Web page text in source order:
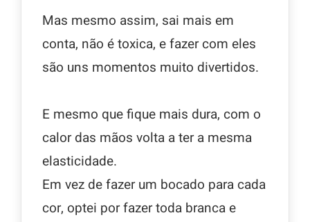
Mas mesmo assim, sai mais em
conta, não é toxica, e fazer com eles
são uns momentos muito divertidos.
E mesmo que fique mais dura, com o
calor das mãos volta a ter a mesma
elasticidade.
Em vez de fazer um bocado para cada
cor, optei por fazer toda branca e